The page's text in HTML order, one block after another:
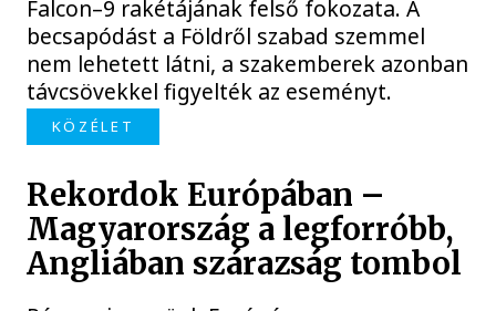
Falcon–9 rakétájának felső fokozata. A
becsapódást a Földről szabad szemmel
nem lehetett látni, a szakemberek azonban
távcsövekkel figyelték az eseményt.
KÖZÉLET
Rekordok Európában –
Magyarország a legforróbb,
Angliában szárazság tombol